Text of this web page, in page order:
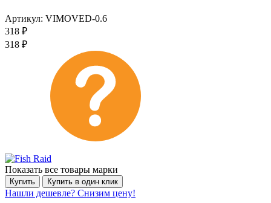
Артикул: VIMOVED-0.6
318 ₽
318 ₽
Показать все товары марки
Купить Купить в один клик
Нашли дешевле? Снизим цену!